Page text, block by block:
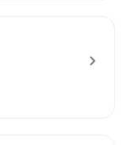
chevron_right